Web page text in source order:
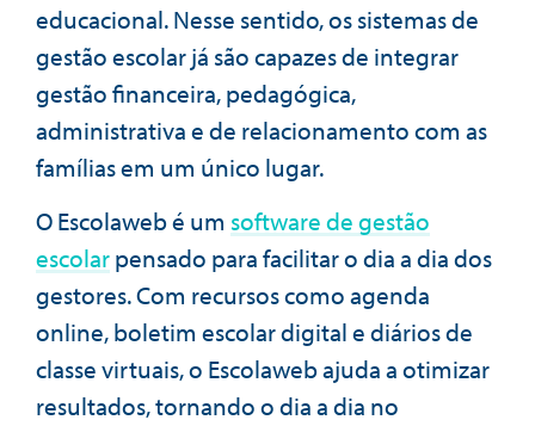
educacional. Nesse sentido, os sistemas de
gestão escolar já são capazes de integrar
gestão financeira, pedagógica,
administrativa e de relacionamento com as
famílias em um único lugar.
O Escolaweb é um software de gestão
escolarpensado para facilitar o dia a dia dos
gestores. Com recursos como agenda
online, boletim escolar digital e diários de
classe virtuais, o Escolaweb ajuda a otimizar
resultados, tornando o dia a dia no